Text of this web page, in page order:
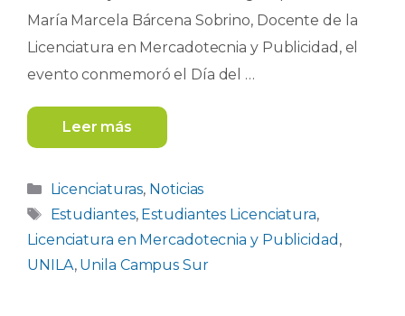
María Marcela Bárcena Sobrino, Docente de la
Licenciatura en Mercadotecnia y Publicidad, el
evento conmemoró el Día del …
Leer más
Categorías
Licenciaturas, Noticias
Etiquetas
Estudiantes, Estudiantes Licenciatura,
Licenciatura en Mercadotecnia y Publicidad ,
UNILA, Unila Campus Sur